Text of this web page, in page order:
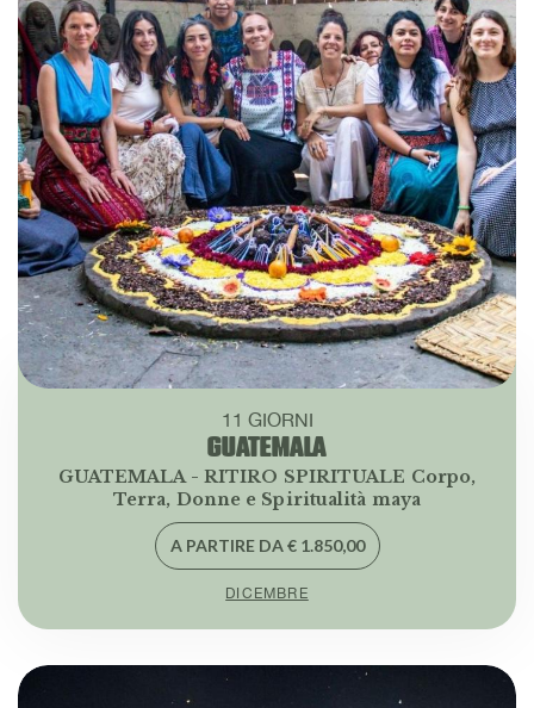
11 GIORNI
GUATEMALA
GUATEMALA - RITIRO SPIRITUALE Corpo,
Terra, Donne e Spiritualità maya
A PARTIRE DA € 1.850,00
DICEMBRE